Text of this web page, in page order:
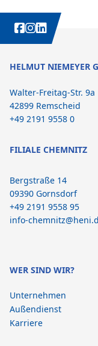
WEITERE
HELMUT NIEMEYER
Walter-Freitag-Str. 9a
42899 Remscheid
+49 2191 9558 0
FILIALE CHEMNITZ
Bergstraße 14
09390 Gornsdorf
+49 2191 9558 95
info-
WER SIND WIR?
Unternehmen
Außendienst
Karriere